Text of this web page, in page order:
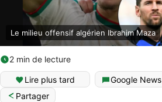
Le milieu offensif algérien Ibrahim Maza
2 min de lecture
Lire plus tard Google News
Partager